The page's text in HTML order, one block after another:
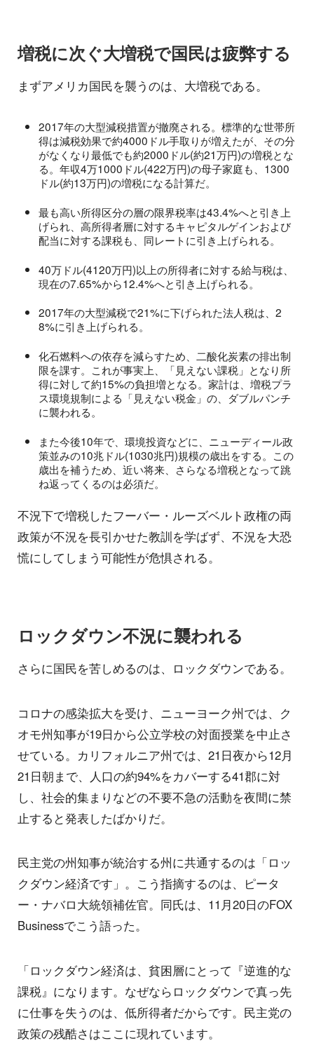
増税に次ぐ大増税で国民は疲弊する
まずアメリカ国民を襲うのは、大増税である。
2017年の大型減税措置が撤廃される。標準的な世帯所
得は減税効果で約4000ドル手取りが増えたが、その分
がなくなり最低でも約2000ドル(約21万円)の増税とな
る。年収4万1000ドル(422万円)の母子家庭も、1300
ドル(約13万円)の増税になる計算だ。
最も高い所得区分の層の限界税率は43.4%へと引き上
げられ、高所得者層に対するキャピタルゲインおよび
配当に対する課税も、同レートに引き上げられる。
40万ドル(4120万円)以上の所得者に対する給与税は、
現在の7.65%から12.4%へと引き上げられる。
2017年の大型減税で21%に下げられた法人税は、2
8%に引き上げられる。
化石燃料への依存を減らすため、二酸化炭素の排出制
限を課す。これが事実上、「見えない課税」となり所
得に対して約15%の負担増となる。家計は、増税プラ
ス環境規制による「見えない税金」の、ダブルパンチ
に襲われる。
また今後10年で、環境投資などに、ニューディール政
策並みの10兆ドル(1030兆円)規模の歳出をする。この
歳出を補うため、近い将来、さらなる増税となって跳
ね返ってくるのは必須だ。
不況下で増税したフーバー・ルーズベルト政権の両
政策が不況を長引かせた教訓を学ばず、不況を大恐
慌にしてしまう可能性が危惧される。
ロックダウン不況に襲われる
さらに国民を苦しめるのは、ロックダウンである。
コロナの感染拡大を受け、ニューヨーク州では、ク
オモ州知事が19日から公立学校の対面授業を中止さ
せている。カリフォルニア州では、21日夜から12月
21日朝まで、人口の約94%をカバーする41郡に対
し、社会的集まりなどの不要不急の活動を夜間に禁
止すると発表したばかりだ。
民主党の州知事が統治する州に共通するのは「ロッ
クダウン経済です」。こう指摘するのは、ピータ
ー・ナバロ大統領補佐官。同氏は、11月20日のFOX
Businessでこう語った。
「ロックダウン経済は、貧困層にとって『逆進的な
課税』になります。なぜならロックダウンで真っ先
に仕事を失うのは、低所得者だからです。民主党の
政策の残酷さはここに現れています。